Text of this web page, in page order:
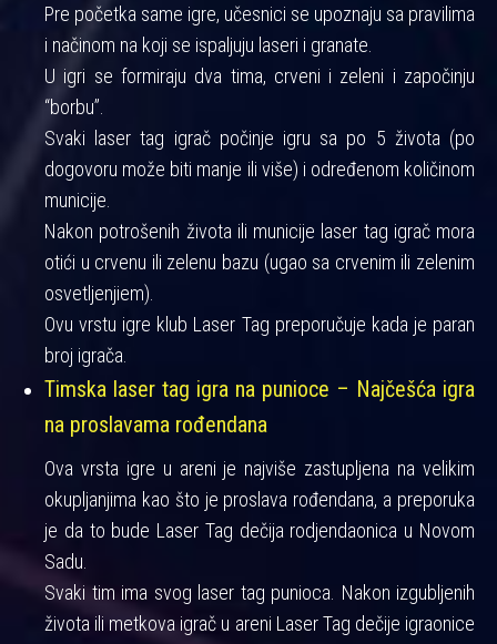
Pre početka same igre, učesnici se upoznaju sa pravilima
i načinom na koji se ispaljuju laseri i granate.
U igri se formiraju dva tima, crveni i zeleni i započinju
“borbu”.
Svaki laser tag igrač počinje igru sa po 5 života (po
dogovoru može biti manje ili više) i određenom količinom
municije.
Nakon potrošenih života ili municije laser tag igrač mora
otići u crvenu ili zelenu bazu (ugao sa crvenim ili zelenim
osvetljenjiem).
Ovu vrstu igre klub Laser Tag preporučuje kada je paran
broj igrača.
Timska laser tag igra na punioce – Najčešća igra
na proslavama rođendana
Ova vrsta igre u areni je najviše zastupljena na velikim
okupljanjima kao što je proslava rođendana, a preporuka
je da to bude Laser Tag dečija rodjendaonica u Novom
Sadu.
Svaki tim ima svog laser tag punioca. Nakon izgubljenih
života ili metkova igrač u areni Laser Tag dečije igraonice